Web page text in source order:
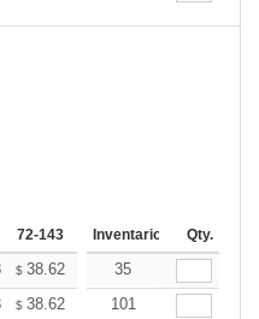
72-143 144-287 288 +
Inventario Qty.
$ 38.62 37.37
35
$ 38.62 37.37
101